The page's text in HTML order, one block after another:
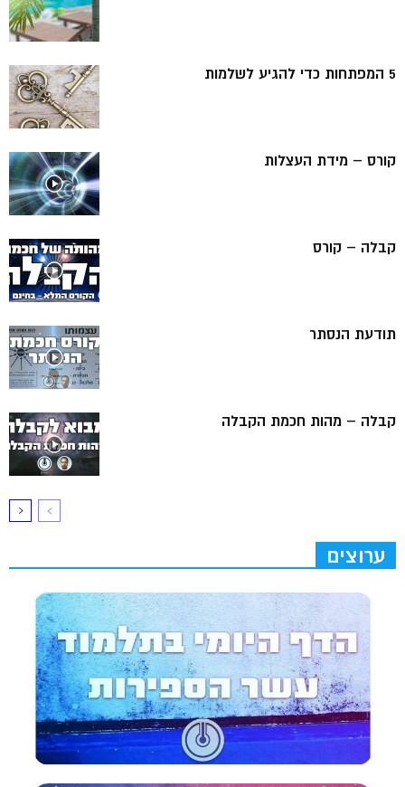
5 המפתחות כדי להגיע לשלמות
קורס – מידת העצלות
קבלה – קורס
תודעת הנסתר
קבלה – מהות חכמת הקבלה
ערוצים